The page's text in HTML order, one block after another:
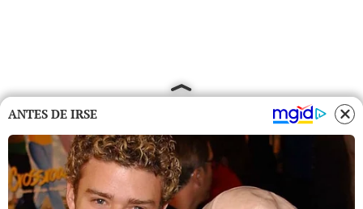
ANTES DE IRSE